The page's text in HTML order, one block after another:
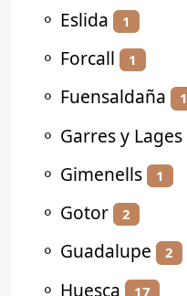
⚬ Eslida 1
⚬ Forcall 1
⚬ Fuensaldaña 1
⚬ Garres y Lages
⚬ Gimenells 1
⚬ Gotor 2
⚬ Guadalupe 2
⚬ Huesca 17